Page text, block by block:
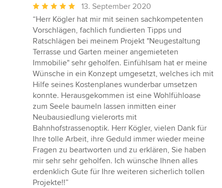
Durchschnittliche
Bewertung:
5
von
5
Sternen
13. September 2020
“Herr Kögler hat mir mit seinen sachkompetenten
Vorschlägen, fachlich fundierten Tipps und
Ratschlägen bei meinem Projekt "Neugestaltung
Terrasse und Garten meiner angemieteten
Immobilie" sehr geholfen. Einfühlsam hat er meine
Wünsche in ein Konzept umgesetzt, welches ich mit
Hilfe seines Kostenplanes wunderbar umsetzen
konnte. Herausgekommen ist eine Wohlfühloase
zum Seele baumeln lassen inmitten einer
Neubausiedlung vielerorts mit
Bahnhofstrassenoptik. Herr Kögler, vielen Dank für
Ihre tolle Arbeit, ihre Geduld immer wieder meine
Fragen zu beartworten und zu erklären, Sie haben
mir sehr sehr geholfen. Ich wünsche Ihnen alles
erdenklich Gute für Ihre weiteren sicherlich tollen
Projekte!!”